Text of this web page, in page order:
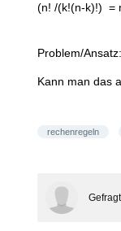
(n! /(k!(n-k)!) =
Problem/Ansatz:
Kann man das
rechenregeln
Gefragt